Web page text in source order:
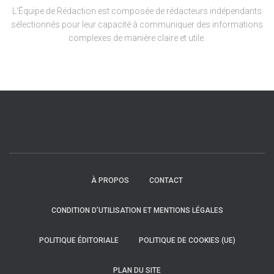
L'Équipe de Rédaction est composée de rédacteurs indépendants
sélectionnés pour leur capacité à communiquer des informations
complexes de manière claire et utile.
À PROPOS CONTACT
CONDITION D’UTILISATION ET MENTIONS LÉGALES
POLITIQUE ÉDITORIALE POLITIQUE DE COOKIES (UE)
PLAN DU SITE